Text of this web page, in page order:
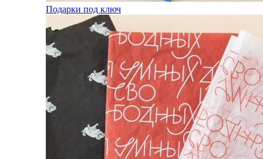
Подарки под ключ